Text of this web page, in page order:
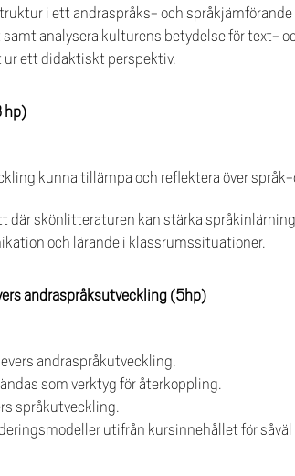
i ett andraspråks- och
analysera kulturens betydelse för text-
ur ett didaktiskt perspektiv.
hp)
kunna tillämpa och reflektera över
skönlitteraturen kan stärka
och lärande i klassrumssituationer.
andraspråksutveckling (5hp)
andraspråkutveckling.
som verktyg för återkoppling.
språkutveckling.
utifrån kursinnehållet för